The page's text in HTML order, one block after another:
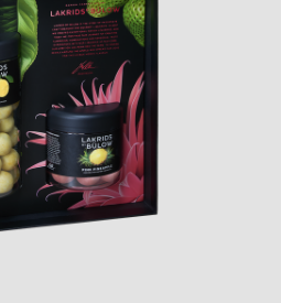
Fjern alle
Se alle